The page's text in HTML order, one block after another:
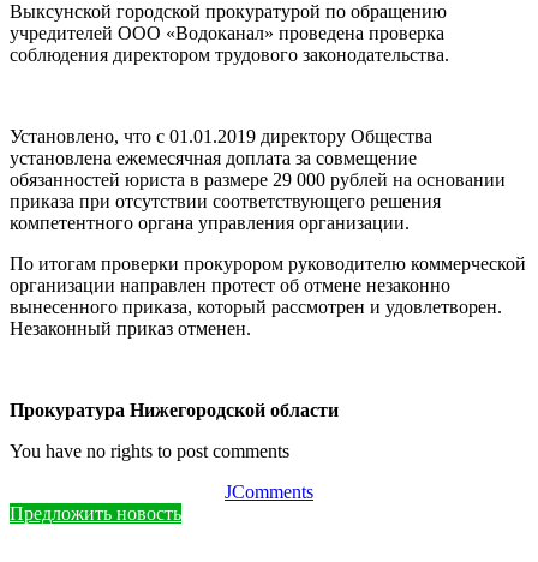
Выксунской городской прокуратурой по обращению
учредителей ООО «Водоканал» проведена проверка
соблюдения директором трудового законодательства.
Установлено, что с 01.01.2019 директору Общества
установлена ежемесячная доплата за совмещение
обязанностей юриста в размере 29 000 рублей на основании
приказа при отсутствии соответствующего решения
компетентного органа управления организации.
По итогам проверки прокурором руководителю коммерческой
организации направлен протест об отмене незаконно
вынесенного приказа, который рассмотрен и удовлетворен.
Незаконный приказ отменен.
Прокуратура Нижегородской области
You have no rights to post comments
JComments
Предложить новость